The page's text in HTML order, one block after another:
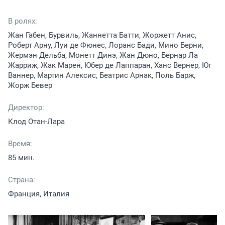
В ролях:
Жан Габен, Бурвиль, Жаннетта Батти, Жоржетт Анис,
Роберт Арну, Луи де Фюнес, Лоранс Бади, Мино Берни,
Жермэн Дельба, Монетт Динэ, Жан Дюно, Бернар Ла
Жарриж, Жак Марен, Юбер де Лаппаран, Ханс Вернер, Юг
Ваннер, Мартин Алексис, Беатрис Арнак, Поль Барж,
Жорж Бевер
Директор:
Клод Отан-Лара
Время:
85 мин.
Страна:
Франция, Италия